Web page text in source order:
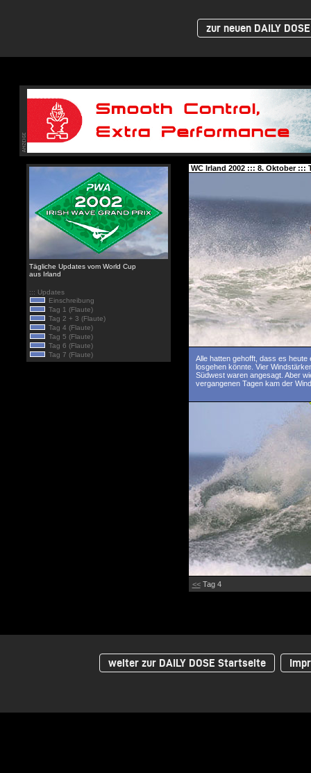
zur neuen DAILY
Tägliche Updates vom World Cup
aus Irland
::: Updates
Einschreibung
Tag 1 (Flaute)
Tag 2 + 3 (Flaute)
Tag 4 (Flaute)
Tag 5 (Flaute)
Tag 6 (Flaute)
Tag 7 (Flaute)
WC Irland 2002 ::: 8. Oktober :::
Alle hatten gehofft, dass es heute
losgehen könnte. Vier
Südwest waren angesagt. Aber
vergangenen Tagen kam der
<<Tag 4
weiter zur DAILY DOSE Startseite